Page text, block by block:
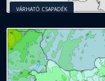
VÁRHATÓ CSAPADÉK